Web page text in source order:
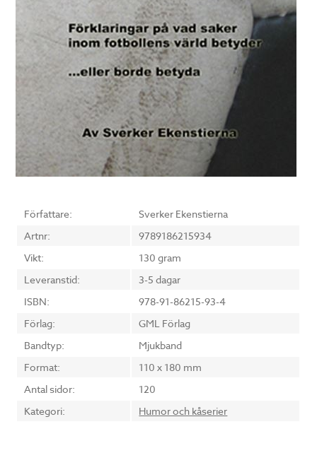
Författare:
Sverker Ekenstierna
Artnr:
9789186215934
Vikt:
130 gram
Leveranstid:
3-5 dagar
ISBN:
978-91-86215-93-4
Förlag:
GML Förlag
Bandtyp:
Mjukband
Format:
110 x 180 mm
Antal sidor:
120
Kategori:
Humor och kåserier